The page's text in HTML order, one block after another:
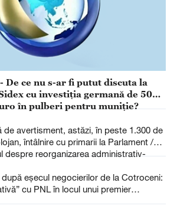
De ce nu s-ar fi putut discuta la
cu investiţia germană de 500
în pulberi pentru muniţie?
de avertisment, astăzi, în peste 1.300 de
întâlnire cu primarii la Parlament /
despre reorganizarea administrativ-
eșecul negocierilor de la Cotroceni:
cu PNL în locul unui premier